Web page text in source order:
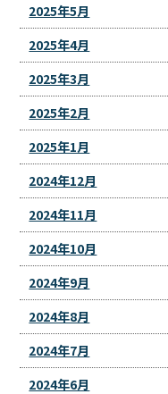
2025年5月
2025年4月
2025年3月
2025年2月
2025年1月
2024年12月
2024年11月
2024年10月
2024年9月
2024年8月
2024年7月
2024年6月